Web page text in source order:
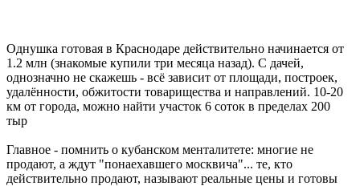
Однушка готовая в Краснодаре действительно начинается от
1.2 млн (знакомые купили три месяца назад). С дачей,
однозначно не скажешь - всё зависит от площади, построек,
удалённости, обжитости товарищества и направлений. 10-20
км от города, можно найти участок 6 соток в пределах 200
тыр
Главное - помнить о кубанском менталитете: многие не
продают, а ждут "понаехавшего москвича"... те, кто
действительно продают, называют реальные цены и готовы